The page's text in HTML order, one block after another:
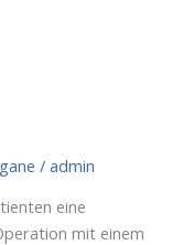
/admin
eine
mit einem